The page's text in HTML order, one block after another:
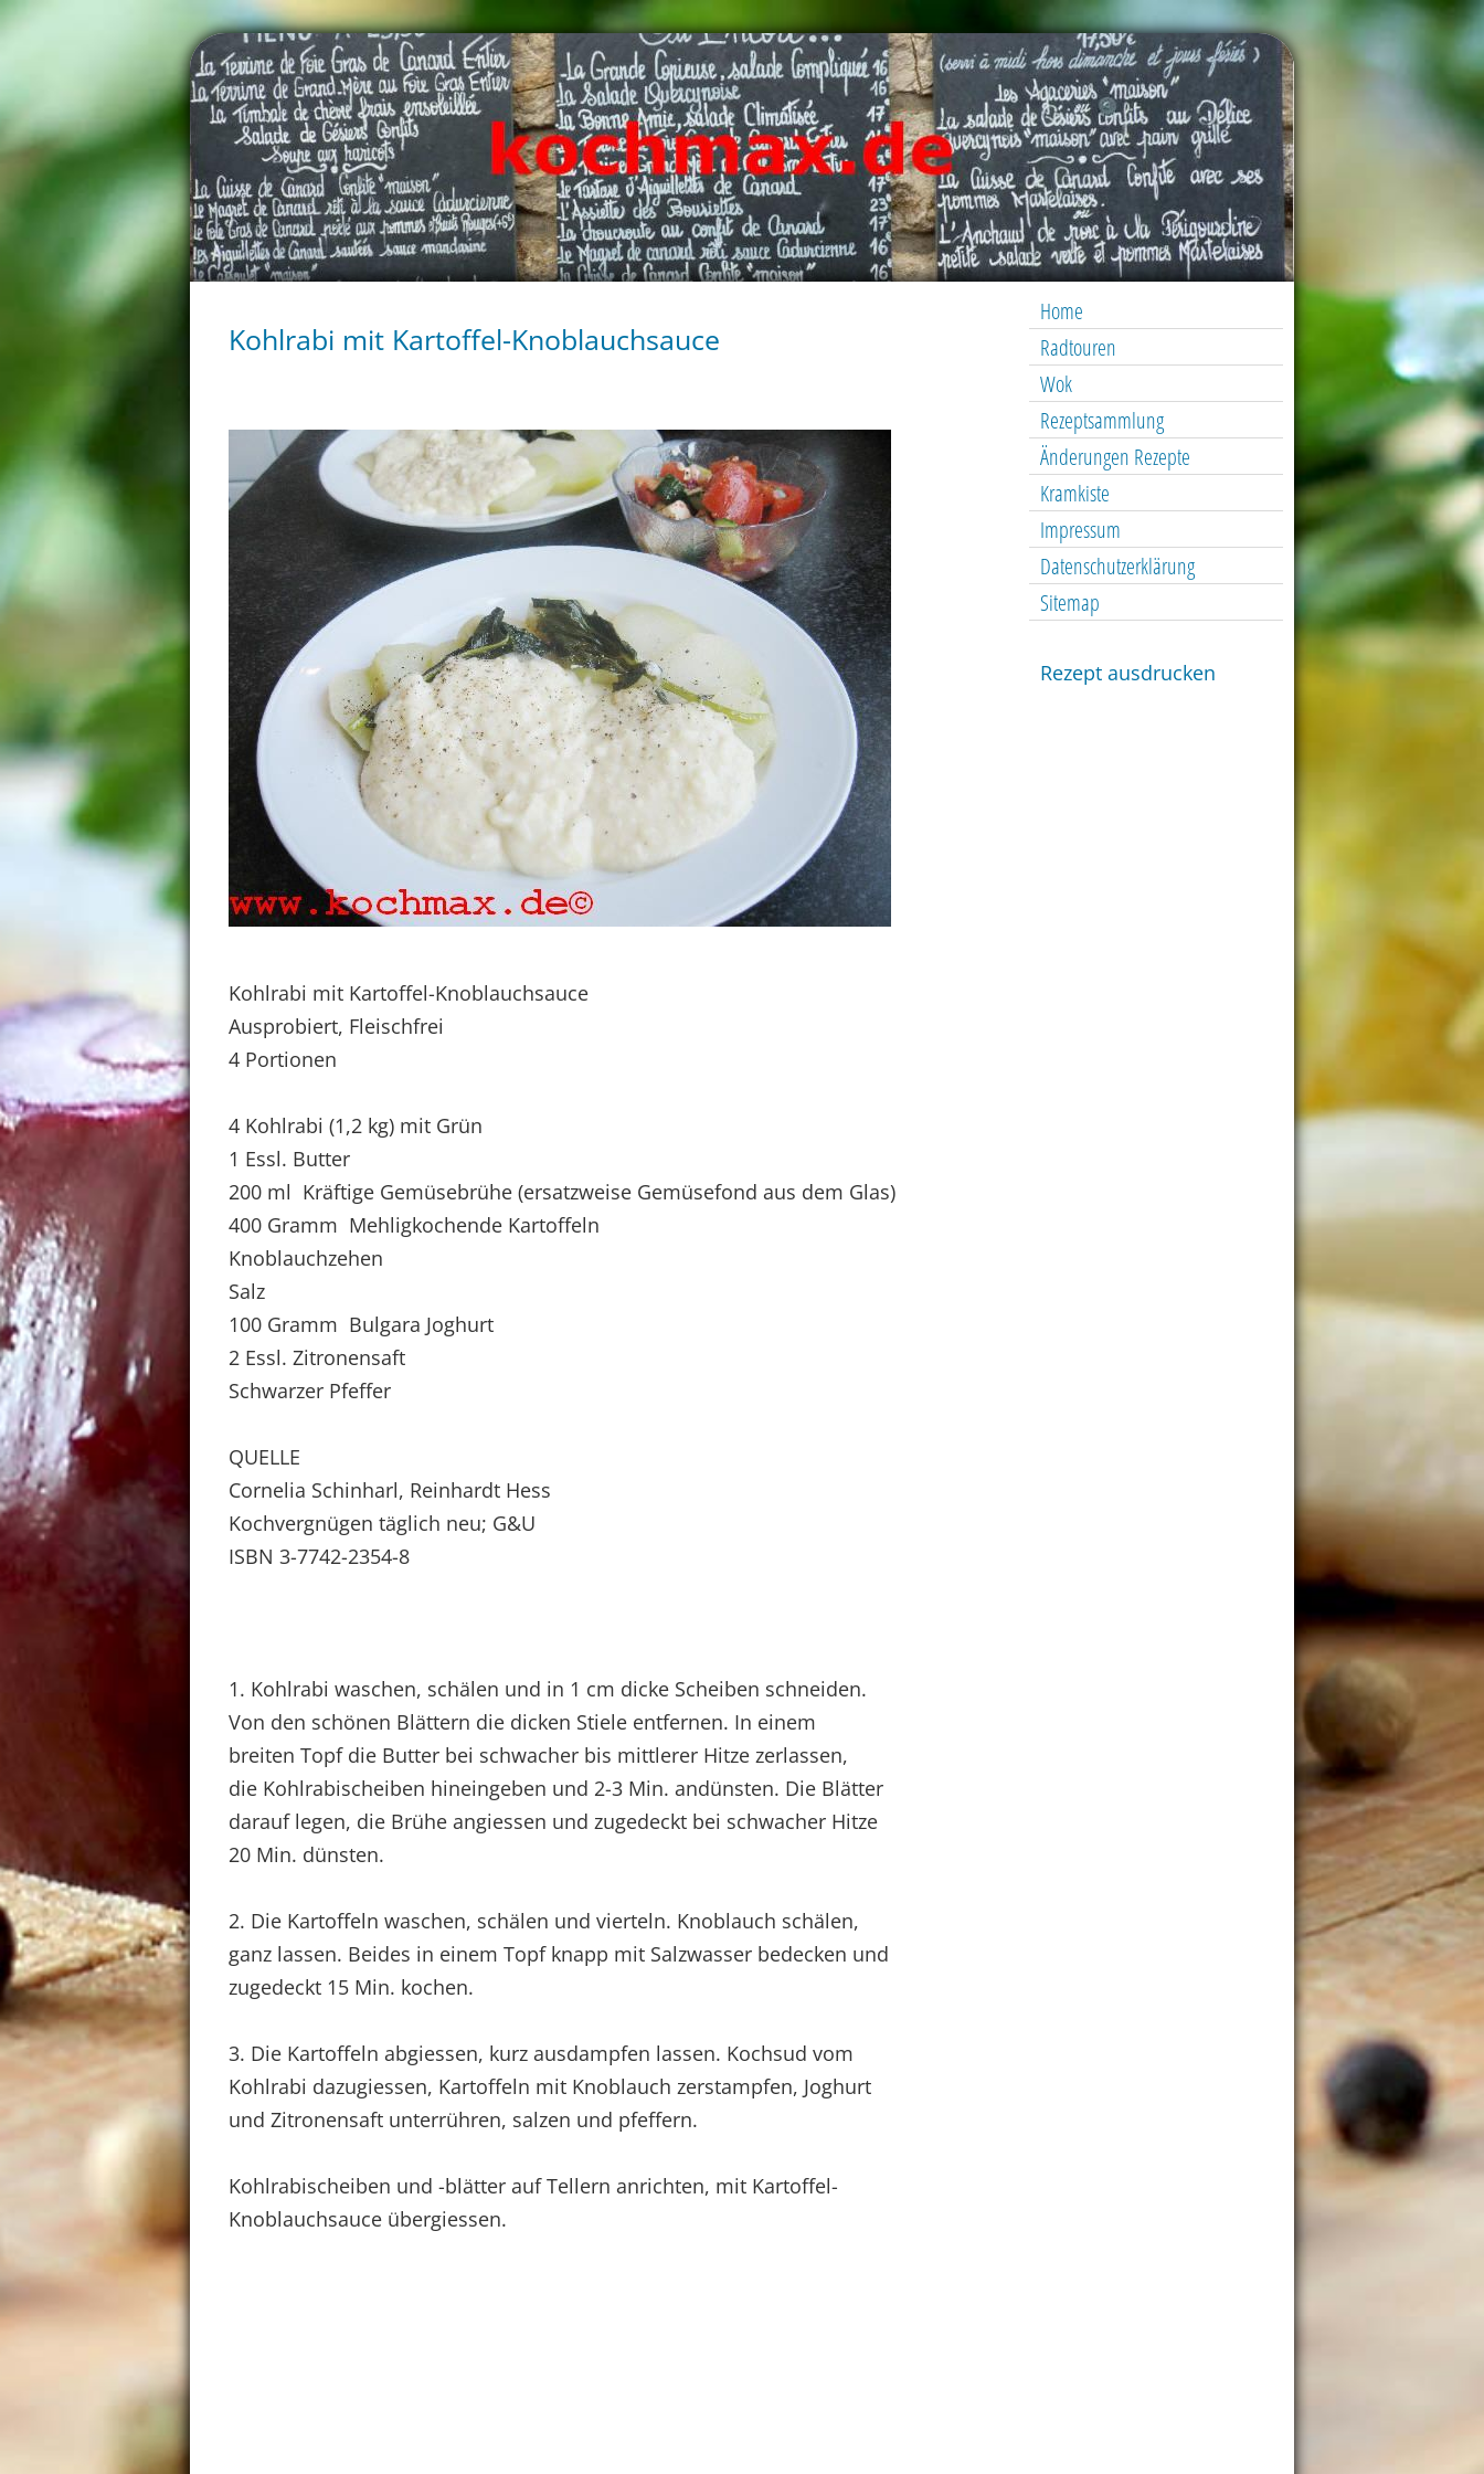
Home
Radtouren
Wok
Rezeptsammlung
Änderungen Rezepte
Kramkiste
Impressum
Datenschutzerklärung
Sitemap
Rezept ausdrucken
Kohlrabi mit Kartoffel-Knoblauchsauce
Kohlrabi mit Kartoffel-Knoblauchsauce
Ausprobiert, Fleischfrei
4 Portionen
4 Kohlrabi (1,2 kg) mit Grün
1 Essl. Butter
200 ml Kräftige Gemüsebrühe (ersatzweise Gemüsefond aus dem Glas)
400 Gramm Mehligkochende Kartoffeln
Knoblauchzehen
Salz
100 Gramm Bulgara Joghurt
2 Essl. Zitronensaft
Schwarzer Pfeffer
QUELLE
Cornelia Schinharl, Reinhardt Hess
Kochvergnügen täglich neu; G&U
ISBN 3-7742-2354-8
1. Kohlrabi waschen, schälen und in 1 cm dicke Scheiben schneiden.
Von den schönen Blättern die dicken Stiele entfernen. In einem
breiten Topf die Butter bei schwacher bis mittlerer Hitze zerlassen,
die Kohlrabischeiben hineingeben und 2-3 Min. andünsten. Die Blätter
darauf legen, die Brühe angiessen und zugedeckt bei schwacher Hitze
20 Min. dünsten.
2. Die Kartoffeln waschen, schälen und vierteln. Knoblauch schälen,
ganz lassen. Beides in einem Topf knapp mit Salzwasser bedecken und
zugedeckt 15 Min. kochen.
3. Die Kartoffeln abgiessen, kurz ausdampfen lassen. Kochsud vom
Kohlrabi dazugiessen, Kartoffeln mit Knoblauch zerstampfen, Joghurt
und Zitronensaft unterrühren, salzen und pfeffern.
Kohlrabischeiben und -blätter auf Tellern anrichten, mit Kartoffel-
Knoblauchsauce übergiessen.